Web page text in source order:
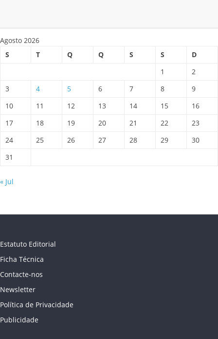
Agosto 2026
S
T Q Q S S
D
1
2
3
4 5 6 7 8
9
10
11 12 13 14 15
16
17
18 19 20 21 22
23
24
25 26 27 28 29
30
31
« Jul
Estatuto Editorial
Ficha Técnica
Contacte-nos
Newsletter
Política de Privacidade
Publicidade